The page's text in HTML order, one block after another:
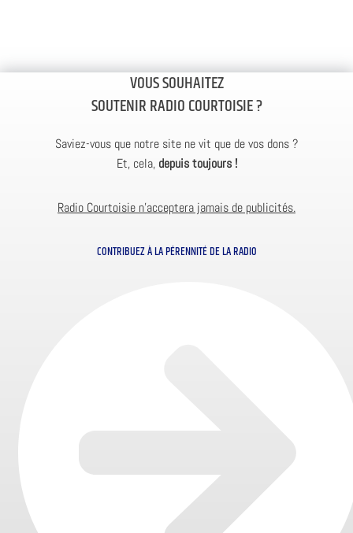
VOUS SOUHAITEZ
SOUTENIR RADIO COURTOISIE ?
Saviez-vous que notre site ne vit que de vos dons ?
Et, cela, depuis toujours !
Radio Courtoisie n’acceptera jamais de publicités.
CONTRIBUEZ À LA PÉRENNITÉ DE LA RADIO